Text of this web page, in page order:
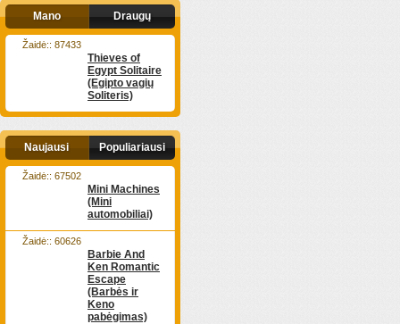
Mano Draugų
Thieves of
Egypt Solitaire
(Egipto vagių
Soliteris)
Žaidė:: 87433
Naujausi Populiariausi
Mini Machines
(Mini
automobiliai)
Žaidė:: 67502
Barbie And
Ken Romantic
Escape
(Barbės ir
Keno
pabėgimas)
Žaidė:: 60626